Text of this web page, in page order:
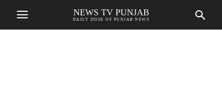
NEWS TV PUNJAB
DAILY DOSE OF PUNJAB NEWS